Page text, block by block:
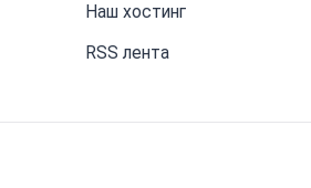
Наш хостинг
RSS лента